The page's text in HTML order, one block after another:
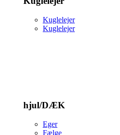
Kuglelejer
Kuglelejer
hjul/DÆK
Eger
Fælge